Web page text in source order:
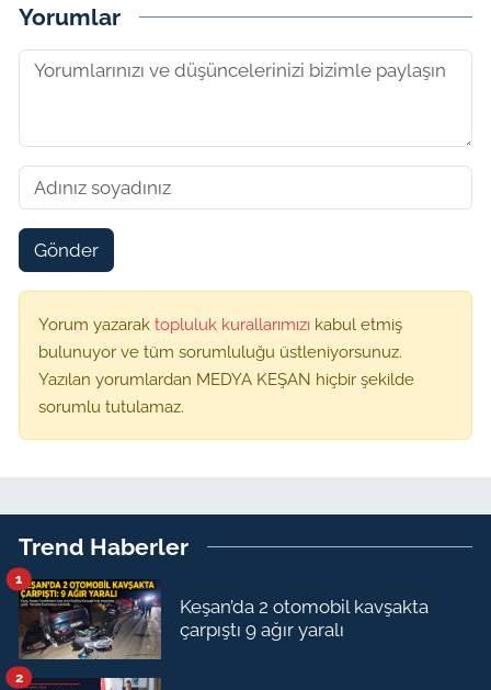
Yorumlar
Gönder
Yorum yazarak topluluk kurallarımızı kabul etmiş
bulunuyor ve tüm sorumluluğu üstleniyorsunuz.
Yazılan yorumlardan MEDYA KEŞAN hiçbir şekilde
sorumlu tutulamaz.
Trend Haberler
Keşan’da 2 otomobil kavşakta
çarpıştı 9 ağır yaralı
1
2